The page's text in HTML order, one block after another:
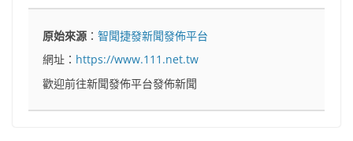
原始來源 ：智聞捷發新聞發佈平台
網址： https://www.111.net.tw
歡迎前往新聞發佈平台發佈新聞